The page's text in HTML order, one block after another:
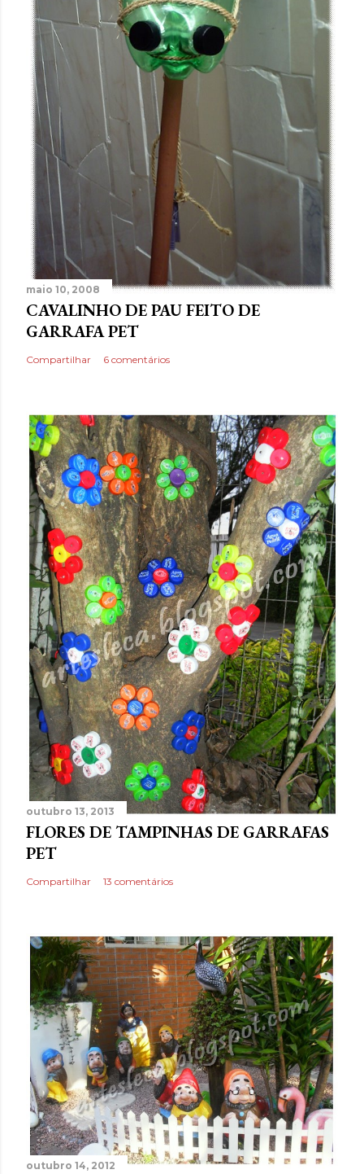
maio 10, 2008
CAVALINHO DE PAU FEITO DE
GARRAFA PET
Compartilhar 6 comentários
outubro 13, 2013
FLORES DE TAMPINHAS DE GARRAFAS
PET
Compartilhar 13 comentários
outubro 14, 2012